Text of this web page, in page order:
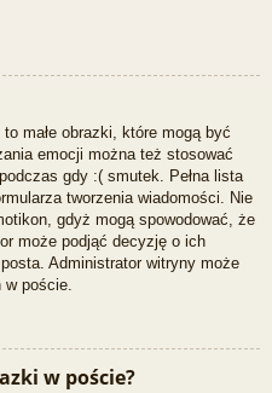
małe obrazki, które mogą być
emocji można też stosować
gdy :( smutek. Pełna lista
tworzenia wiadomości. Nie
gdyż mogą spowodować, że
może podjąć decyzję o ich
Administrator witryny może
poście.
w poście?